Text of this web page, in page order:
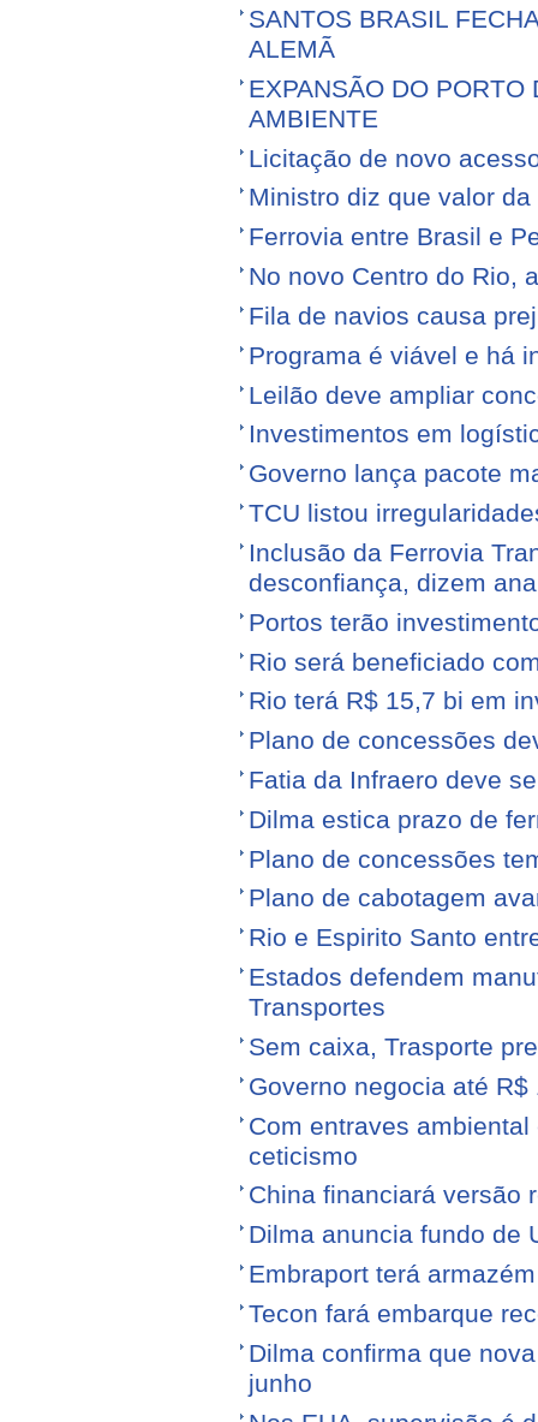
SANTOS BRASIL
ALEMÃ
EXPANSÃO DO PORTO
AMBIENTE
Licitação de novo
Ministro diz que valor
Ferrovia entre Brasil e
No novo Centro do Rio,
Fila de navios causa
Programa é viável e há
Leilão deve ampliar
Investimentos em
Governo lança pacote
TCU listou
Inclusão da Ferrovia
desconfiança, dizem
Portos terão
Rio será beneficiado
Rio terá R$ 15,7 bi em
Plano de concessões
Fatia da Infraero deve
Dilma estica prazo de
Plano de concessões
Plano de cabotagem
Rio e Espirito Santo
Estados defendem
Transportes
Sem caixa, Trasporte
Governo negocia até
Com entraves
ceticismo
China financiará versão
Dilma anuncia fundo de
Embraport terá
Tecon fará embarque
Dilma confirma que
junho